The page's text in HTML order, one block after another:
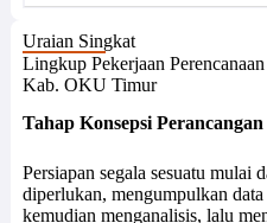
Uraian Singkat
Lingkup Pekerjaan
Kab. OKU Timur
Tahap Konsepsi Perancangan
Persiapan segala sesuatu mulai
diperlukan, mengumpulkan
kemudian menganalisis, lalu